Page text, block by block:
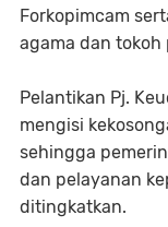
Forkopimcam
agama dan
Pelantikan Pj.
mengisi
sehingga
dan pelayanan
ditingkatkan.